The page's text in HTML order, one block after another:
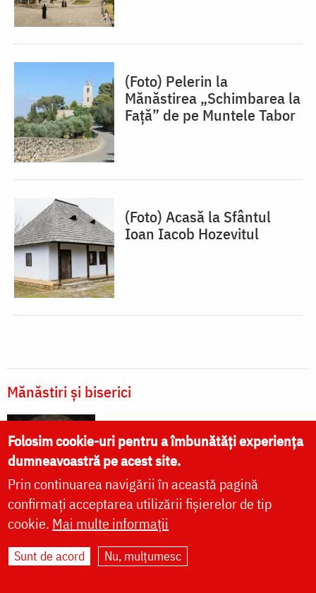
(Foto) Pelerin la
Mănăstirea „Schimbarea la
Față” de pe Muntele Tabor
(Foto) Acasă la Sfântul
Ioan Iacob Hozevitul
Mănăstiri și biserici
Mănăstirea Văratec – Neamț
Citește despre:
mănăstire monahism
Folosim cookie-uri pentru a îmbunătăți experiența
dumneavoastră pe acest site.
Prin continuarea navigării în această pagină
confirmați acceptarea utilizării fișierelor de tip
cookie. Mai multe informații
Sunt de acord Nu, mulțumesc